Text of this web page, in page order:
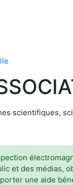
scientifiques,
et des médias,
une aide